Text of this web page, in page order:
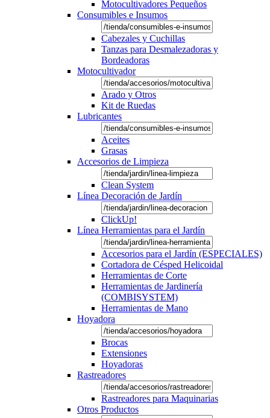
Motocultivadores Pequeños
Consumibles e Insumos
Cabezales y Cuchillas
Tanzas para Desmalezadoras y
Bordeadoras
Motocultivador
Arado y Otros
Kit de Ruedas
Lubricantes
Aceites
Grasas
Accesorios de Limpieza
Clean System
Línea Decoración de Jardín
ClickUp!
Línea Herramientas para el Jardín
Accesorios para el Jardín (ESPECIALES)
Cortadora de Césped Helicoidal
Herramientas de Corte
Herramientas de Jardinería
(COMBISYSTEM)
Herramientas de Mano
Hoyadora
Brocas
Extensiones
Hoyadoras
Rastreadores
Rastreadores para Maquinarias
Otros Productos